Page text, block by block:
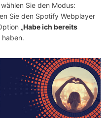
Sie den Modus:
Sie den Spotify Webplayer
„Habe ich bereits
haben.